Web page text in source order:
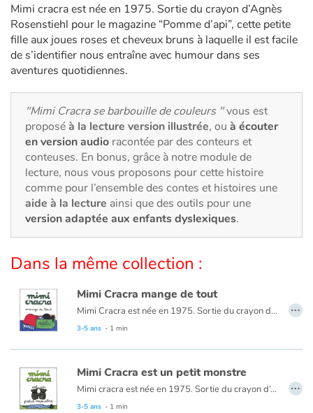
Voyage, épopée, enquête, aventure
Autour du monde
Apprentissage
Art, espace, activité
Documentaires
En famille
À l'école
Fêtes et évènements
Amour et amitié
Sujets de société
Émotions et sentiments
Mimi cracra est née en 1975. Sortie du crayon d’Agnès
Rosenstiehl pour le magazine “Pomme d’api”, cette petite
fille aux joues roses et cheveux bruns à laquelle il est facile
de s’identifier nous entraîne avec humour dans ses
aventures quotidiennes.
"Mimi Cracra se barbouille de couleurs "vous est
proposéà la lecture version illustrée, ou à écouter
en version audio racontée par des conteurs et
conteuses. En bonus, grâce à notre module de
lecture, nous vous proposons pour cette histoire
comme pour l’ensemble des contes et histoires une
aide à la lecture ainsi que des outils pour une
version adaptée aux enfants dyslexiques.
Dans la même collection :
Mimi Cracra mange de tout
Mimi Cracra est née en 1975. Sortie du crayon d’Agnès Rosenstiehl pour le magazine “Pomme d’api”, cette petite fille aux joues roses et cheveux bruns à laquelle il est facile de s’identifier nous entraîne avec humour dans ses aventures quotidiennes.
3-5 ans - 1 min
…
Mimi Cracra est un petit monstre
Mimi cracra est née en 1975. Sortie du crayon d’Agnès Rosenstiehl pour le magazine “Pomme d’api”, cette petite fille aux joues roses et cheveux bruns à laquelle il est facile de s’identifier nous entraîne avec humour dans ses aventures quotidiennes.
3-5 ans - 1 min
…